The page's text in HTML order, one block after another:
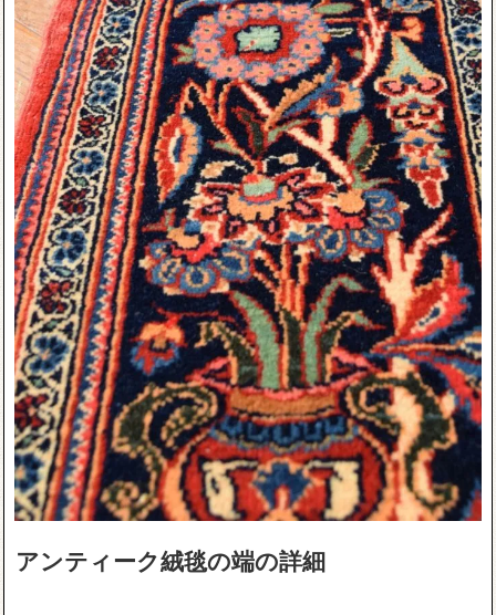
アンティーク絨毯の端の詳細